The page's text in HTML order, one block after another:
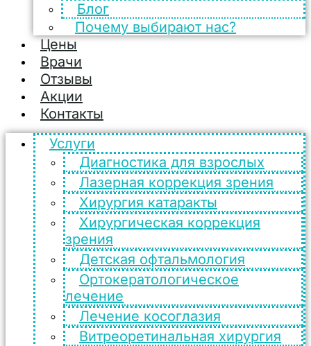
Блог
Почему выбирают нас?
Цены
Врачи
Отзывы
Акции
Контакты
Услуги
Диагностика для взрослых
Лазерная коррекция зрения
Хирургия катаракты
Хирургическая коррекция
зрения
Детская офтальмология
Ортокератологическое
лечение
Лечение косоглазия
Витреоретинальная хирургия